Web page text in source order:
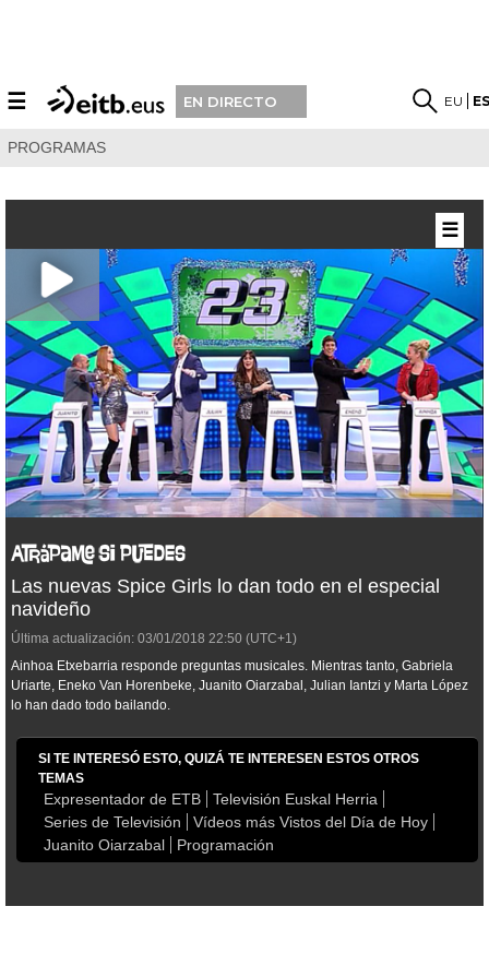
☰ EN DIRECTO EU
PROGRAMAS
Las nuevas Spice Girls lo dan todo en el especial
navideño
Última actualización: 03/01/2018 22:50 (UTC+1)
Ainhoa Etxebarria responde preguntas musicales. Mientras tanto, Gabriela
Uriarte, Eneko Van Horenbeke, Juanito Oiarzabal, Julian Iantzi y Marta López
lo han dado todo bailando.
SI TE INTERESÓ ESTO, QUIZÁ TE INTERESEN ESTOS OTROS
TEMAS
Expresentador de ETB
Televisión Euskal Herria
Series de Televisión
Vídeos más Vistos del Día de Hoy
Juanito Oiarzabal
Programación
☰